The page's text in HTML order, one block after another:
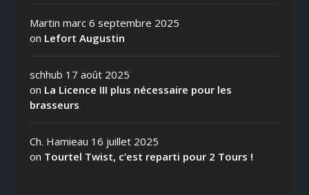
Martin marc 6 septembre 2025
on Lefort Augustin
schhub 17 août 2025
on La Licence III plus nécessaire pour les
brasseurs
Ch. Hamieau 16 juillet 2025
on Tourtel Twist, c’est reparti pour 2 Tours !